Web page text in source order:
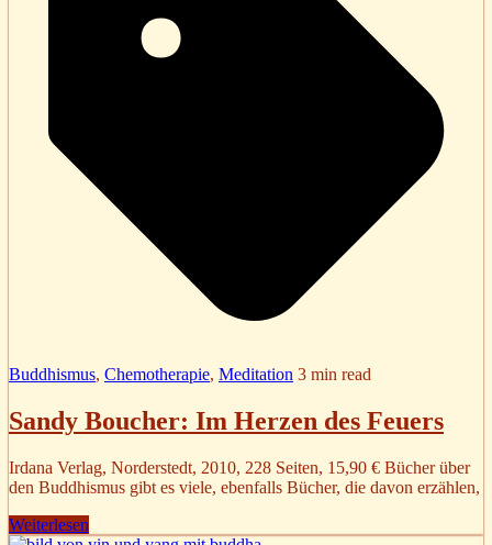
Buddhismus, Chemotherapie, Meditation 3 min read
Sandy Boucher: Im Herzen des Feuers
Irdana Verlag, Norderstedt, 2010, 228 Seiten, 15,90 € Bücher über
den Buddhismus gibt es viele, ebenfalls Bücher, die davon erzählen,
Weiterlesen